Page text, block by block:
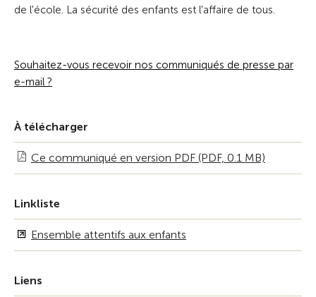
de l'école. La sécurité des enfants est l'affaire de tous.
Souhaitez-vous recevoir nos communiqués de presse par
e-mail ?
À télécharger
Ce communiqué en version PDF (PDF, 0.1 MB)
Linkliste
Ensemble attentifs aux enfants
Liens